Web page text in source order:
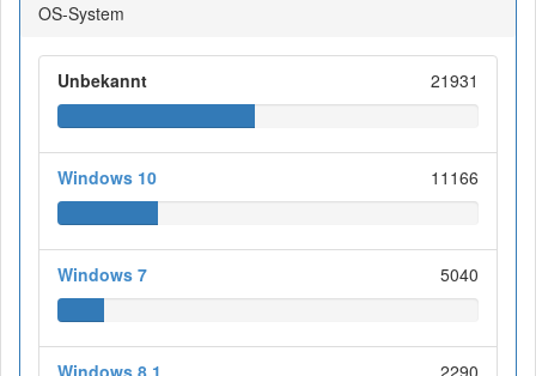
OS-System
Unbekannt 21931
Windows 10 11166
Windows 7 5040